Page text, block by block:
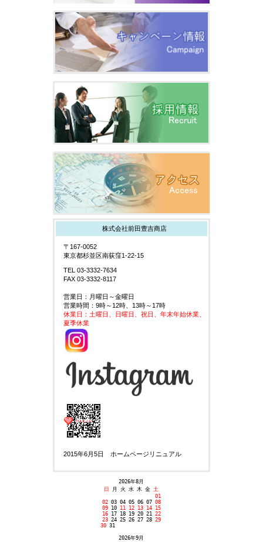
株式会社前田豊吉商店
〒167-0052
東京都杉並区南荻窪1-22-15
TEL 03-3332-7634
FAX 03-3332-8117
営業日：月曜日～金曜日
営業時間：9時～12時、13時～17時
休業日：土曜日、日曜日、祝日、年末年始休業、
夏季休業
2015年6月5日 ホームページリニュアル
2026年8月
日
月 火 水 木 金 土
01
02 03 04 05 06 07 08
09 10 11 12 13 14 15
16 17 18 19 20 21 22
23 24 25 26 27 28 29
3031
2026年9月